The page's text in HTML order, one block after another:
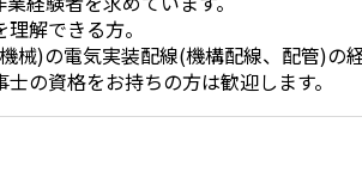
解できる方。
械)の電気実装配線(機構配線、配管)の経
の資格をお持ちの方は歓迎します。